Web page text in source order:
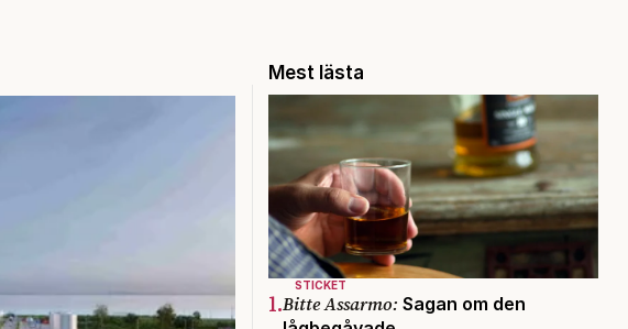
Mest lästa
STICKET
1.Bitte Assarmo: Sagan om den